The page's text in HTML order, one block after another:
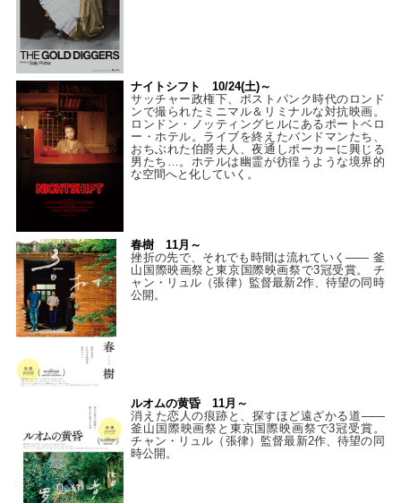
ナイトシフト 10/24(土)～
サッチャー政権下、ポストパンク時代のロンド
ンで撮られたミニマル＆リミナルな対抗映画。
ロンドン・ノッティングヒルにあるポートベロ
ー・ホテル。ライブを終えたバンドマンたち、
おちぶれた伯爵夫人、夜通しポーカーに興じる
男たち…。ホテルは幽霊が彷徨うような境界的
な空間へと化していく。
春樹 11月～
挫折の先で、それでも時間は流れていく—— 釜
山国際映画祭と東京国際映画祭で3冠受賞。 チ
ャン・リュル（張律）監督最新2作、待望の同時
公開。
ルオムの黄昏 11月～
消えた恋人の痕跡と、探すほど遠ざかる道——
釜山国際映画祭と東京国際映画祭で3冠受賞。
チャン・リュル（張律）監督最新2作、待望の同
時公開。